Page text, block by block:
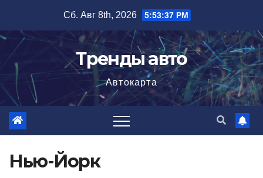
содержимому
Сб. Авг 8th, 2026 5:53:39 PM
Тренды авто
Автокарта
Нью-Йорк